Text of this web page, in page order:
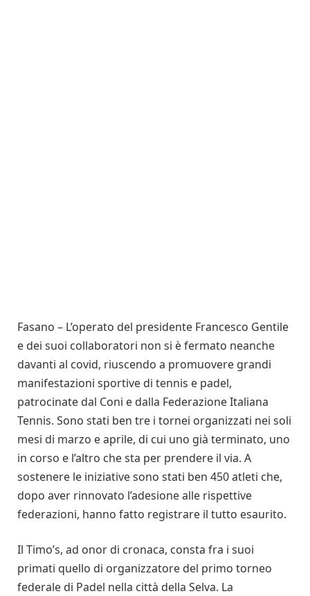
Fasano – L’operato del presidente Francesco Gentile
e dei suoi collaboratori non si è fermato neanche
davanti al covid, riuscendo a promuovere grandi
manifestazioni sportive di tennis e padel,
patrocinate dal Coni e dalla Federazione Italiana
Tennis. Sono stati ben tre i tornei organizzati nei soli
mesi di marzo e a­pri­le, di cui uno già terminato, uno
in corso e l’altro che sta per prendere il via. A
sostenere le iniziative sono stati ben 450 atleti che,
dopo aver rinnovato l’adesione alle rispettive
federazioni, hanno fatto registrare il tutto esaurito.
Il Timo’s, ad onor di cronaca, consta fra i suoi
primati quello di organizzatore del primo torneo
federale di Padel nella città della Selva. La